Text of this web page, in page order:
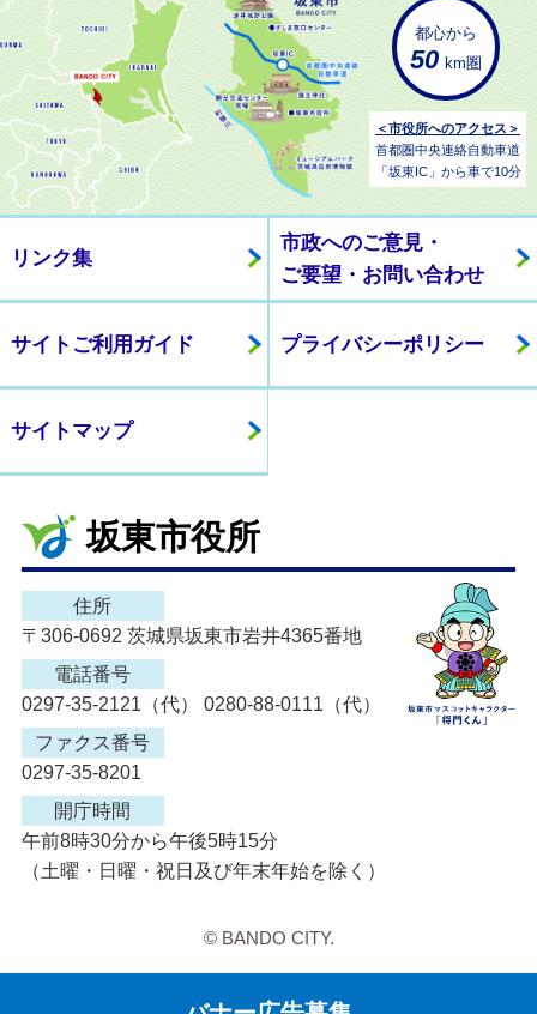
都心から
50 km圏
＜市役所へのアクセス＞
首都圏中央連絡自動車道
「坂東IC」から車で10分
リンク集
市政へのご意見・
ご要望・お問い合わせ
サイトご利用ガイド プライバシーポリシー
サイトマップ
坂東市役所
住所
〒306-0692 茨城県坂東市岩井4365番地
電話番号
0297-35-2121（代） 0280-88-0111（代）
ファクス番号
0297-35-8201
開庁時間
午前8時30分から午後5時15分
（土曜・日曜・祝日及び年末年始を除く）
© BANDO CITY.